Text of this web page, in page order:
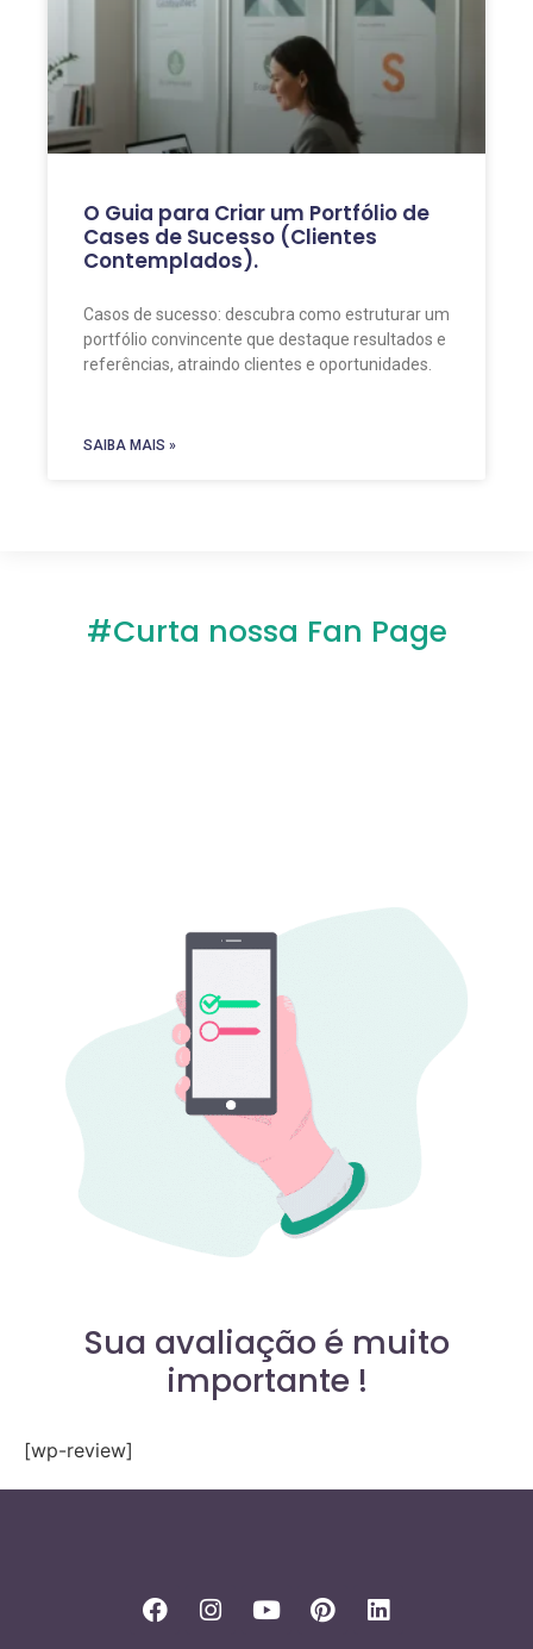
O Guia para Criar um Portfólio de
Cases de Sucesso (Clientes
Contemplados).
Casos de sucesso: descubra como estruturar um
portfólio convincente que destaque resultados e
referências, atraindo clientes e oportunidades.
SAIBA MAIS »
#Curta nossa Fan Page
Sua avaliação é muito
importante !
[wp-review]